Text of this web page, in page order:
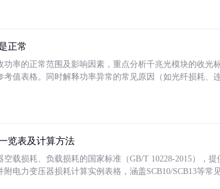
正常
功率的正常范围及影响因素，重点分析千兆光模块的收光
考值表格。同时解释功率异常的常见原因（如光纤损耗、
览表及计算方法
载损耗、负载损耗的国家标准（GB/T 10228-2015），
电力变压器损耗计算实例表格，涵盖SCB10/SCB13等常